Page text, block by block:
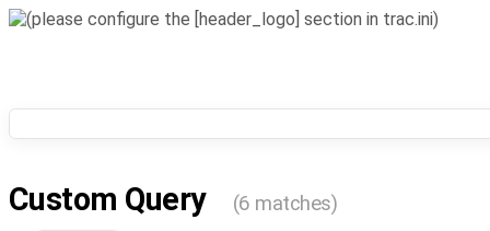
Custom Query (6 matches)